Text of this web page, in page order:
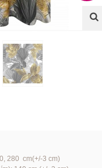
280 cm(+/-3 cm)